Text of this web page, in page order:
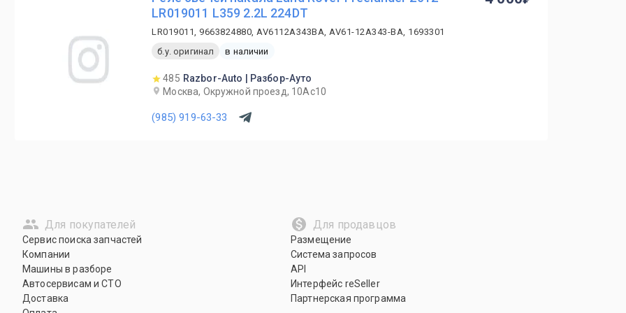
LR019011 L359 2.2L 224DT
LR019011, 9663824880, AV6112A343BA, AV61-12A343-BA, 1693301
б.у. оригинал
в наличии
485 Razbor-Auto | Разбор-Ауто
Москва, Окружной проезд, 10Ас10
(985) 919-63-33
Для покупателей
Сервис поиска запчастей
Компании
Машины в разборе
Автосервисам и СТО
Доставка
Для продавцов
Размещение
Система запросов
API
Интерфейс reSeller
Партнерская программа